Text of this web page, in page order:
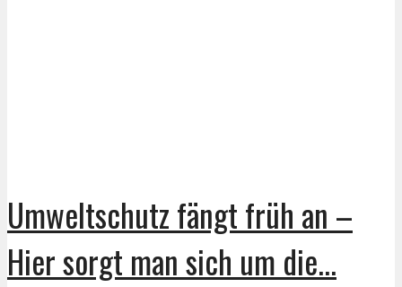
Umweltschutz fängt früh an –
Hier sorgt man sich um die...